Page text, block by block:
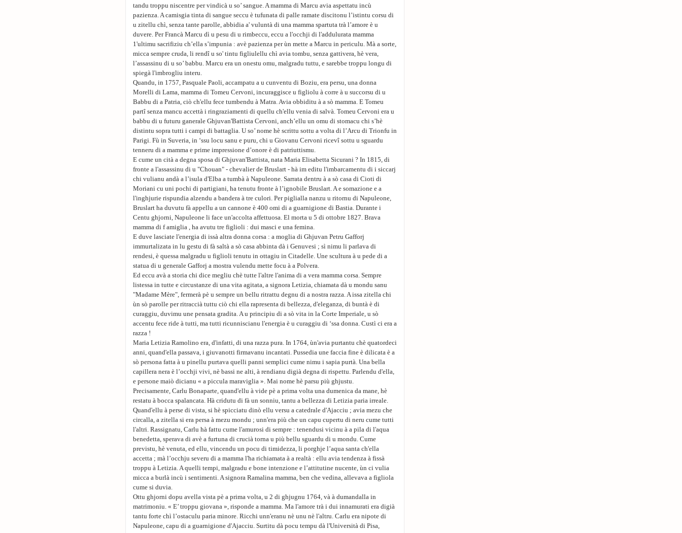
tandu troppu niscentre per vindicà u so’ sangue. A mamma di Marcu avia aspettatu incù
pazienza. A camisgia tinta di sangue seccu è tufunata di palle ramate discitonu l’istintu corsu di
u zitellu chì, senza tante parolle, abbidia a' vuluntà di una mamma spartuta trà l’amore è u
duvere. Per Francà Marcu dì u pesu di u rimbeccu, eccu a l'occhji di l'addulurata mamma
1'ultimu sacrifiziu ch’ella s’impunia : avè pazienza per ùn mette a Marcu in periculu. Mà a sorte,
micca sempre cruda, li rendî u so' tintu figliulellu chì avia tombu, senza gattivera, hè vera,
l’assassinu di u so’ babbu. Marcu era un onestu omu, malgradu tuttu, e sarebbe troppu longu di
spiegà l'imbrogliu interu.
Quandu, in 1757, Pasquale Paoli, accampatu a u cunventu di Boziu, era persu, una donna
Morelli di Lama, mamma di Tomeu Cervoni, incuraggisce u figliolu à corre à u succorsu di u
Babbu di a Patria, ciò ch'ellu fece tumbendu à Matra. Avia obbiditu à a sò mamma. E Tomeu
partî senza mancu accettà i ringraziamenti di quellu ch'ellu venia di salvà. Tomeu Cervoni era u
babbu di u futuru ganerale Ghjuvan'Battista Cervoni, anch’ellu un omu di stomacu chi s’hè
distintu sopra tutti i campi di battaglia. U so’ nome hè scrittu sottu a volta di l’Arcu di Trionfu in
Parigi. Fù in Suveria, in ‘ssu locu sanu e puru, chi u Giovanu Cervoni ricevî sottu u sguardu
tenneru di a mamma e prime impressione d’onore è di patriuttismu.
E cume un cità a degna sposa di Ghjuvan'Battista, nata Maria Elisabetta Sicurani ? In 1815, di
fronte a l'assassinu di u "Chouan" - chevalier de Bruslart - hà im editu l'imbarcamentu di i siccarj
chi vulianu andà a l’isula d'Elba a tumbà à Napuleone. Sarrata dentru à a sò casa di Cioti di
Moriani cu uni pochi di partigiani, ha tenutu fronte à l’ignobile Bruslart. A e somazione e a
l'inghjurie rispundia alzendu a bandera à tre culori. Per piglialla nanzu u ritornu di Napuleone,
Bruslart ha duvutu fà appellu a un cannone è 400 omi di a guarnigione di Bastia. Durante i
Centu ghjorni, Napuleone li face un'accolta affettuosa. El morta u 5 di ottobre 1827. Brava
mamma di f amiglia , ha avutu tre figlioli : dui masci e una femina.
E duve lasciate l'energia di issà altra donna corsa : a moglia di Ghjuvan Petru Gafforj
immurtalizata in lu gestu di fà saltà a sò casa abbinta dà i Genuvesi ; sì nimu li parlava di
rendesi, è quessa malgradu u figlioli tenutu in ottagiu in Citadelle. Une scultura à u pede di a
statua di u generale Gafforj a mostra vulendu mette focu à a Polvera.
Ed eccu avà a storia chi dice megliu chè tutte l'altre l'anima di a vera mamma corsa. Sempre
listessa in tutte e circustanze di una vita agitata, a signora Letizia, chiamata dà u mondu sanu
"Madame Mère", fermerà pè u sempre un bellu ritrattu degnu di a nostra razza. A issa zitella chi
ùn sò parolle per ritraccià tuttu ciò chi ella rapresenta di bellezza, d'eleganza, di buntà è di
curaggiu, duvimu une pensata gradita. A u principiu di a sò vita in la Corte Imperiale, u sò
accentu fece ride à tutti, ma tutti ricunniscianu l'energia è u curaggiu di ‘ssa donna. Custì ci era a
razza !
Maria Letizia Ramolino era, d'infatti, di una razza pura. In 1764, ùn'avia purtantu chè quatordeci
anni, quand'ella passava, i giuvanotti firmavanu incantati. Pussedia une faccia fine è dilicata è a
sò persona fatta à u pinellu purtava quelli panni semplici cume nimu i sapia purtà. Una bella
capillera nera è l’occhji vivi, nè bassi ne alti, à rendianu digià degna di rispettu. Parlendu d'ella,
e persone maiò dicianu « a piccula maraviglia ». Mai nome hè parsu più ghjustu.
Precisamente, Carlu Bonaparte, quand'ellu à vide pè a prima volta una dumenica da mane, hè
restatu à bocca spalancata. Hà cridutu di fà un sonniu, tantu a bellezza di Letizia paria irreale.
Quand'ellu à perse di vista, si hè spicciatu dinò ellu versu a catedrale d'Ajacciu ; avia mezu che
circalla, a zitella si era persa à mezu mondu ; unn'era più che un capu cupertu di neru cume tutti
l'altri. Rassignatu, Carlu hà fattu cume l'amurosi di sempre : tenendusi vicinu à a pila di l'aqua
benedetta, sperava di avè a furtuna di crucià torna u più bellu sguardu di u mondu. Cume
previstu, hè venuta, ed ellu, vincendu un pocu di timidezza, li porghje l’aqua santa ch'ella
accetta ; mà l’occhju severu di a mamma l'ha richiamata à a realtà : ellu avia tendenza à fissà
troppu à Letizia. A quelli tempi, malgradu e bone intenzione e l’attitutine nucente, ùn ci vulia
micca a burlà incù i sentimenti. A signora Ramalina mamma, ben che vedina, allevava a figliola
cume si duvia.
Ottu ghjorni dopu avella vista pè a prima volta, u 2 di ghjugnu 1764, và à dumandalla in
matrimoniu. « E’ troppu giovana », risponde a mamma. Ma l'amore trà i dui innamurati era digià
tantu forte chì l’ostaculu paria minore. Ricchi unn'eranu nè unu nè l'altru. Carlu era nipote di
Napuleone, capu di a guarnigione d'Ajacciu. Surtitu dà pocu tempu dà l'Università di Pisa,